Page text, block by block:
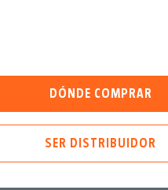
DÓNDE COMPRAR
SER DISTRIBUIDOR